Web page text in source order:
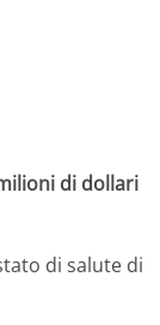
di dollari
di salute di